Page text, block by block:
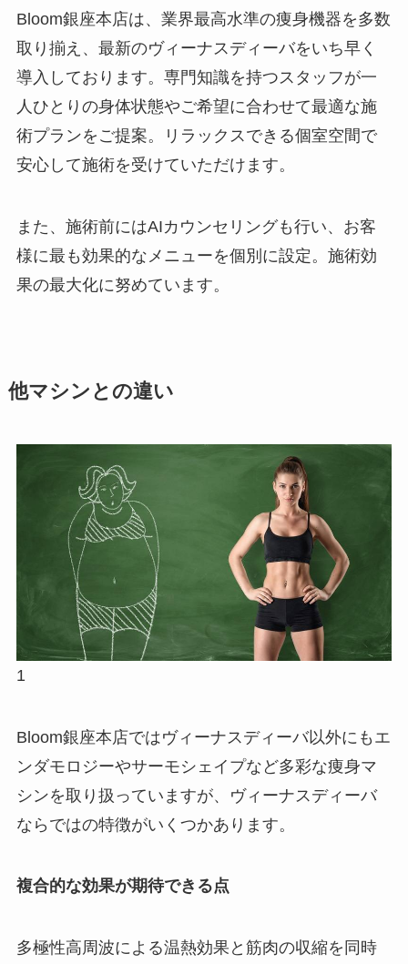
Bloom銀座本店は、業界最高水準の痩身機器を多数
取り揃え、最新のヴィーナスディーバをいち早く
導入しております。専門知識を持つスタッフが一
人ひとりの身体状態やご希望に合わせて最適な施
術プランをご提案。リラックスできる個室空間で
安心して施術を受けていただけます。
また、施術前にはAIカウンセリングも行い、お客
様に最も効果的なメニューを個別に設定。施術効
果の最大化に努めています。
他マシンとの違い
1
Bloom銀座本店ではヴィーナスディーバ以外にもエ
ンダモロジーやサーモシェイプなど多彩な痩身マ
シンを取り扱っていますが、ヴィーナスディーバ
ならではの特徴がいくつかあります。
複合的な効果が期待できる点
多極性高周波による温熱効果と筋肉の収縮を同時